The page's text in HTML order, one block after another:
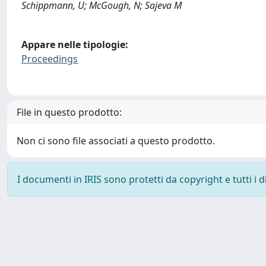
Schippmann, U; McGough, N; Sajeva M
Appare nelle tipologie:
Proceedings
File in questo prodotto:
Non ci sono file associati a questo prodotto.
I documenti in IRIS sono protetti da copyright e tutti i